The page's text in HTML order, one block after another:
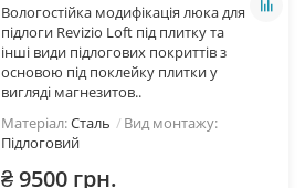
Вологостійка модифікація люка для
підлоги Revizio Loft під плитку та
інші види підлогових покриттів з
основою під поклейку плитки у
вигляді магнезитов..
Матеріал:Сталь
Вид монтажу:
Підлоговий
₴ 9500 грн.